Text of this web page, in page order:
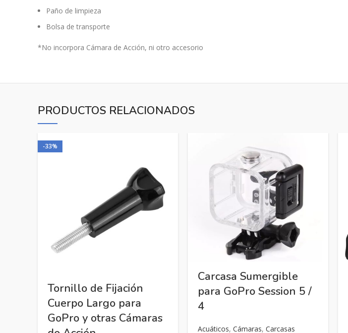
Paño de limpieza
Bolsa de transporte
*No incorpora Cámara de Acción, ni otro accesorio
PRODUCTOS RELACIONADOS
-33%
Tornillo de Fijación
Cuerpo Largo para
GoPro y otras Cámaras
Carcasa Sumergible
para GoPro Session 5 /
4
Acuáticos, Cámaras, Carcasas